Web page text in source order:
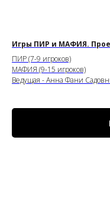
Игры ПИР и МАФИЯ.
ПИР (7-9 игроков)
МАФИЯ (9-15 игроков)
Ведущая - Анна Фани